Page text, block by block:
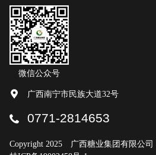
微信公众号
广西南宁市民族大道32号
0771-2814653
Copyright 2025 广西糖业集团有限公司